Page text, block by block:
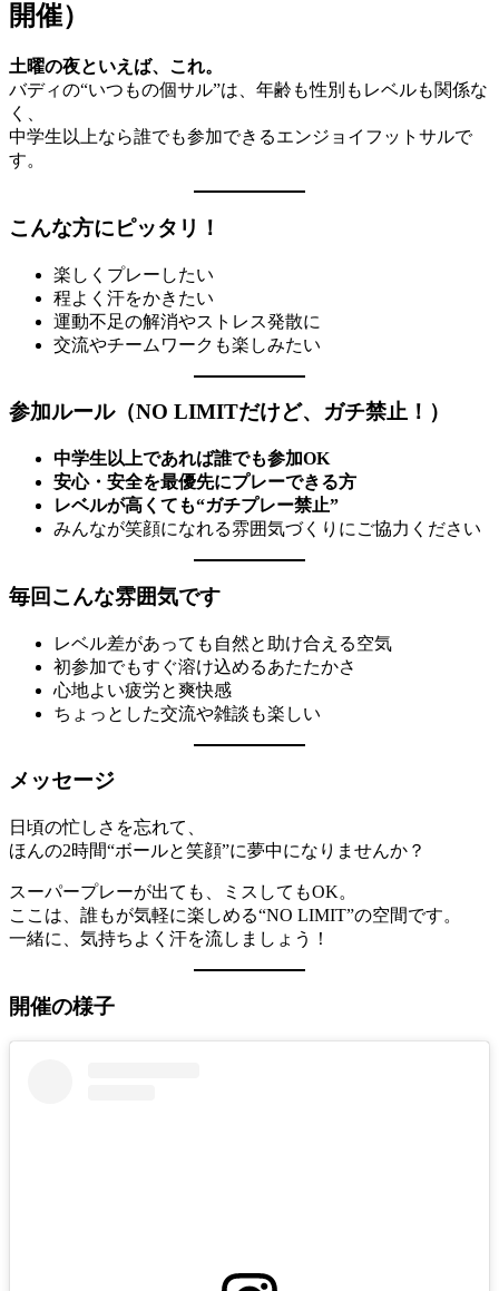
開催）
土曜の夜といえば、これ。
バディの“いつもの個サル”は、年齢も性別もレベルも関係な
く、
中学生以上なら誰でも参加できるエンジョイフットサルで
す。
こんな方にピッタリ！
楽しくプレーしたい
程よく汗をかきたい
運動不足の解消やストレス発散に
交流やチームワークも楽しみたい
参加ルール（NO LIMITだけど、ガチ禁止！）
中学生以上であれば誰でも参加OK
安心・安全を最優先にプレーできる方
レベルが高くても“ガチプレー禁止”
みんなが笑顔になれる雰囲気づくりにご協力ください
毎回こんな雰囲気です
レベル差があっても自然と助け合える空気
初参加でもすぐ溶け込めるあたたかさ
心地よい疲労と爽快感
ちょっとした交流や雑談も楽しい
メッセージ
日頃の忙しさを忘れて、
ほんの2時間“ボールと笑顔”に夢中になりませんか？
スーパープレーが出ても、ミスしてもOK。
ここは、誰もが気軽に楽しめる“NO LIMIT”の空間です。
一緒に、気持ちよく汗を流しましょう！
開催の様子